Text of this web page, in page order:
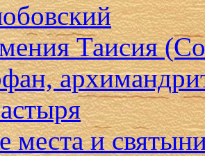
Таисия
места и